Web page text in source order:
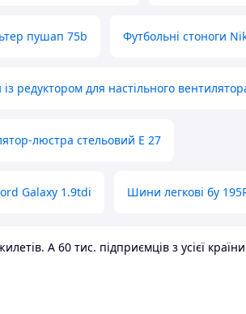
пушап 75b Футбольні стоноги
редуктором для настільного
люстра стельовий E 27
Galaxy 1.9tdi Шини легкові бу
А 60 тис. підприємців з усієї